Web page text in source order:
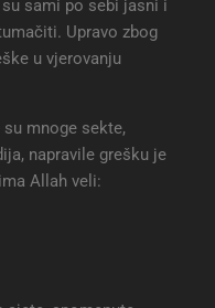
sami po sebi jasni i
Upravo zbog
u vjerovanju
mnoge sekte,
napravile grešku je
Allah veli: